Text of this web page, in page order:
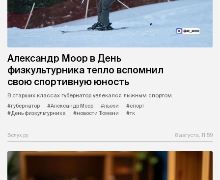
Александр Моор в День
физкультурника тепло вспомнил
свою спортивную юность
В старших классах губернатор увлекался лыжным спортом.
#губернатор
#Александр Моор #лыжи
#спорт
#День физкультурника
#новости Тюмени #тк
Вслух.ру 8 августа, 11:59